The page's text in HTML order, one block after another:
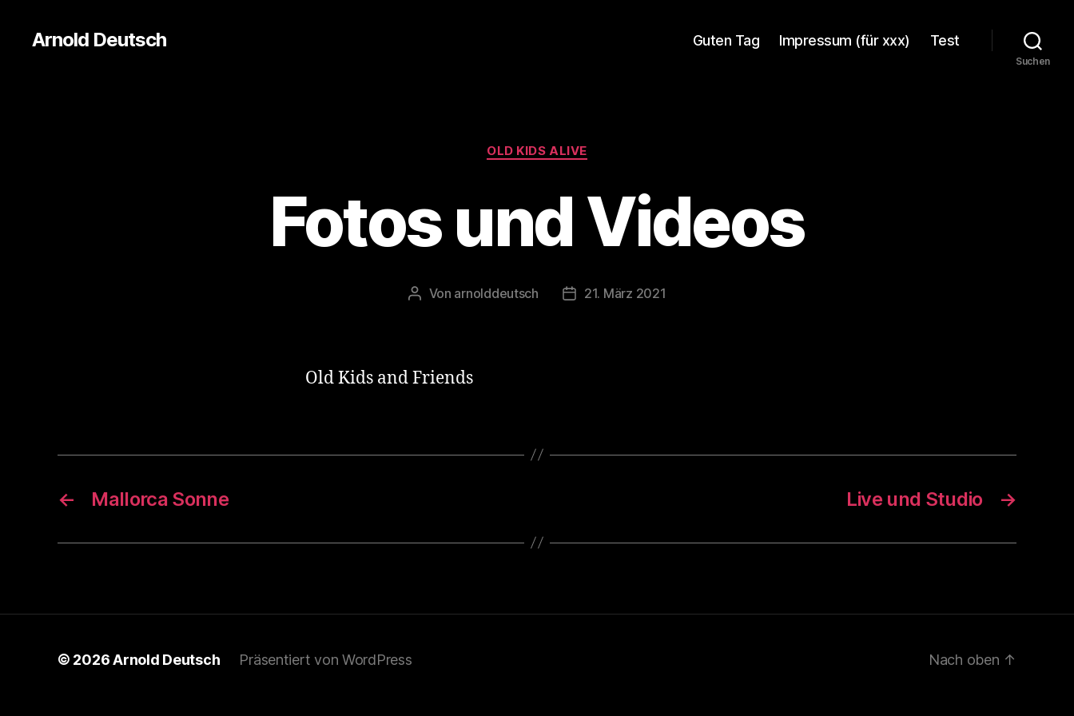
Arnold Deutsch Guten Tag Impressum (für xxx) Test
Suchen
Kategorien
OLD KIDS ALIVE
Fotos und Videos
Beitragsautor
Von arnolddeutsch Veröffentlichungsdatum
21. März 2021
Old Kids and Friends
← Mallorca Sonne →
Live und Studio
© 2026Arnold Deutsch Präsentiert von WordPress Nach oben ↑